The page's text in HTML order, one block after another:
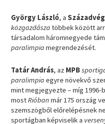
György László, a
közgazdászatöbbek között
társadalom háromnegyede
paralimpiamegrendezését.
Tatár András, az MPB
paralimpiaegyre növekvő
mint megjegyezte – míg 1996-
mostRióban már 175 ország
szemszögből előrelépésnek
sportágban képviselik a